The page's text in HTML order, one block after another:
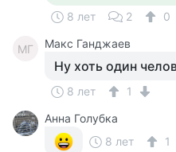
8 лет 2 0
МГ Макс Ганджаев
Ну хоть один
8 лет
1
Анна Голубка
8 лет
1